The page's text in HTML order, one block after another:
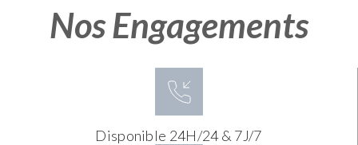
Nos Engagements
Disponible 24H/24 & 7J/7